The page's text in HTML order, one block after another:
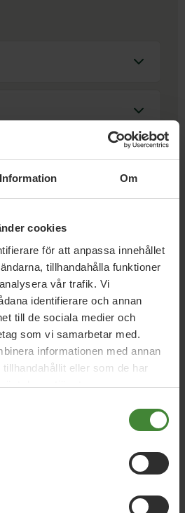
Information Om
cookies
för att anpassa innehållet
tillhandahålla funktioner
vår trafik. Vi
identifierare och annan
till de sociala medier och
som vi samarbetar med.
informationen med annan
eller som de har
deras tjänster.
Sverige – de vill ha
centrum?
på Brännastrand!